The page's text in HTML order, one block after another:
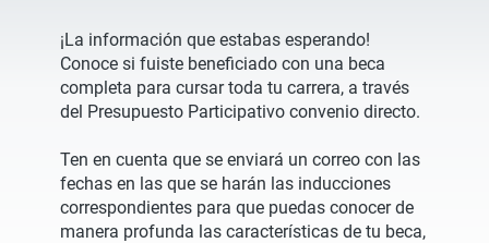
¡La información que estabas esperando!
Conoce si fuiste beneficiado con una beca
completa para cursar toda tu carrera, a través
del Presupuesto Participativo convenio directo.
Ten en cuenta que se enviará un correo con las
fechas en las que se harán las inducciones
correspondientes para que puedas conocer de
manera profunda las características de tu beca,